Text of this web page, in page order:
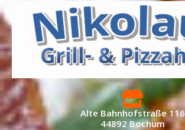
Alte Bahnhofstraße 116
44892 Bochum